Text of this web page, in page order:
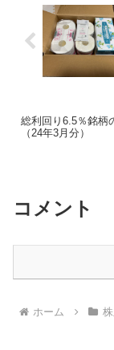
総利回り6.5％銘柄
（24年3月分）
コメント
ホーム